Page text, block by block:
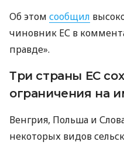
Об этом сообщил
чиновник ЕС в
правде».
Три страны ЕС
ограничения на
Венгрия, Польша и
некоторых видов